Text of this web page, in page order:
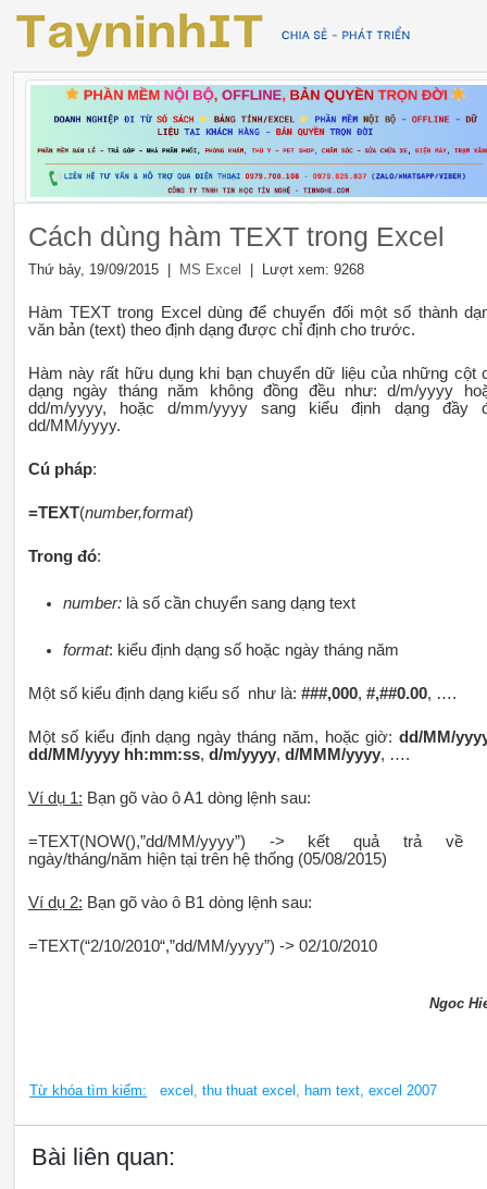
Cách dùng hàm TEXT trong Excel
Thứ bảy, 19/09/2015 | MS Excel | Lượt xem: 9268
Hàm TEXT trong Excel dùng để chuyển đối một số thành
văn bản (text) theo định dạng được chỉ định cho trước.
Hàm này rất hữu dụng khi bạn chuyển dữ liệu của những cột
dạng ngày tháng năm không đồng đều như: d/m/yyyy
dd/m/yyyy, hoặc d/mm/yyyy sang kiểu định dạng đầy
dd/MM/yyyy.
Cú pháp:
=TEXT(number,format)
Trong đó:
number: là số cần chuyển sang dạng text
format: kiểu định dạng số hoặc ngày tháng năm
Một số kiểu định dạng kiểu số như là: ###,000, #,##0.00, ….
Một số kiểu định dạng ngày tháng năm, hoặc giờ: dd/MM/
dd/MM/yyyy hh:mm:ss, d/m/yyyy, d/MMM/yyyy, ….
Ví dụ 1: Bạn gõ vào ô A1 dòng lệnh sau:
=TEXT(NOW(),”dd/MM/yyyy”) -> kết quả trả về
ngày/tháng/năm hiện tại trên hệ thống (05/08/2015)
Ví dụ 2: Bạn gõ vào ô B1 dòng lệnh sau:
=TEXT(“2/10/2010“,”dd/MM/yyyy”) -> 02/10/2010
Ngoc
Từ khóa tìm kiếm: excel, thu thuat excel, ham text, excel 2007
Bài liên quan: